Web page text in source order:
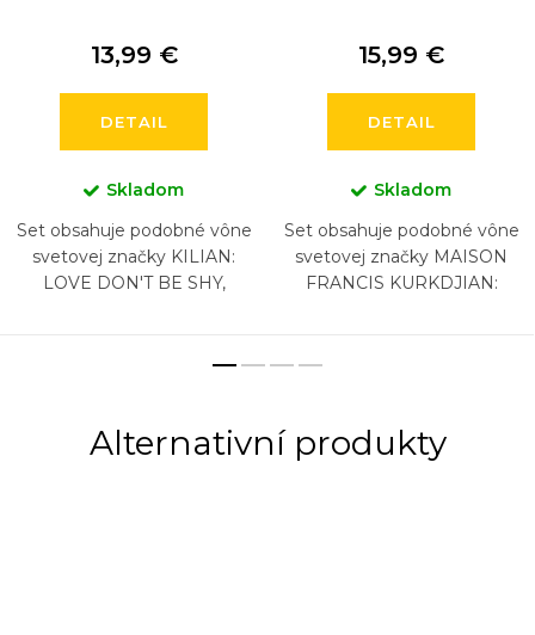
13,99 €
DETAIL
Skladom
Set obsahuje podobné vône
svetovej značky KILIAN:
LOVE DON'T BE SHY,
IMMORTALITY, PURE OUD,
15,99 €
DETAIL
Skladom
Set obsahuje podobné vône
svetovej značky MAISON
FRANCIS KURKDJIAN:
EXTRAIT, AQUA VITAE, 724,